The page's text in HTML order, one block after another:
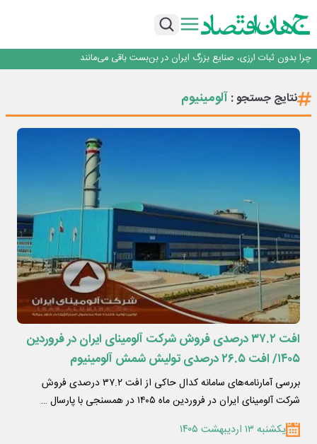
روزنامه ۱۷ مرداد
چرا بدون ثبات ارزی، صنایع بزرگ ایران در بن‌بست باقی می‌مانند
۲ درصد از مشترکان ۱۰ درصد برق خانگی را مصرف می‌کنند!
روزنامه ۱۷ مردادنتایج جستجو :آلومینیوم
افت ۳۷.۲ درصدی فروش شرکت آلومینای ایران در فروردین
۱۴۰۵/ افت ۲۶.۵ درصدی تولیش شمش آلومینیوم
بررسی آمارنامه‌های سامانه کدال حاکی از افت ۳۷.۲ درصدی فروش
شرکت آلومینای ایران در فروردین ماه ۱۴۰۵ در همسنجی با پارسال …
یکشنبه ۱۳ اردیبهشت ۱۴۰۵